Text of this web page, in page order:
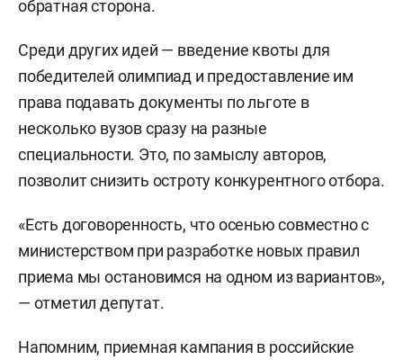
обратная сторона.
Среди других идей — введение квоты для
победителей олимпиад и предоставление им
права подавать документы по льготе в
несколько вузов сразу на разные
специальности. Это, по замыслу авторов,
позволит снизить остроту конкурентного отбора.
«Есть договоренность, что осенью совместно с
министерством при разработке новых правил
приема мы остановимся на одном из вариантов»,
— отметил депутат.
Напомним, приемная кампания в российские